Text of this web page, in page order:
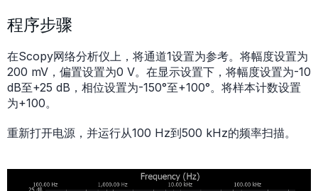
程序步骤
在Scopy网络分析仪上，将通道1设置为参考。将幅度设置为
200 mV，偏置设置为0 V。在显示设置下，将幅度设置为-10
dB至+25 dB，相位设置为-150°至+100°。将样本计数设置
为+100。
重新打开电源，并运行从100 Hz到500 kHz的频率扫描。